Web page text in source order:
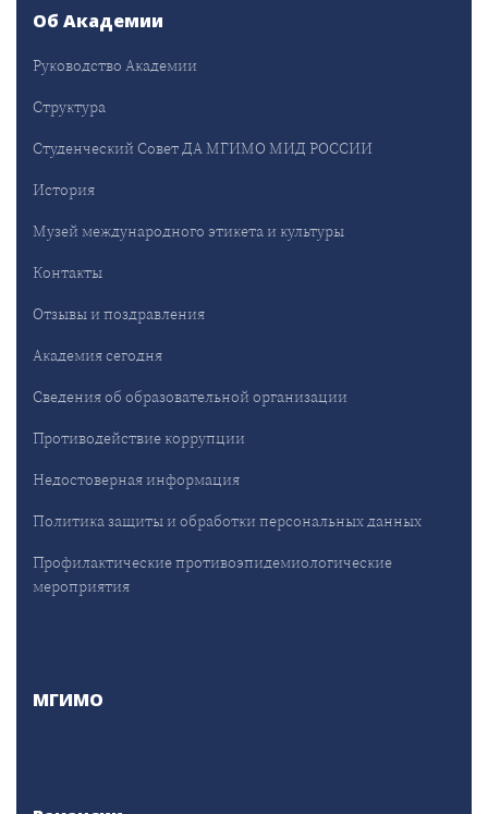
Об Академии
Руководство Академии
Структура
Студенческий Совет ДА МГИМО МИД РОССИИ
История
Музей международного этикета и культуры
Контакты
Отзывы и поздравления
Академия сегодня
Сведения об образовательной организации
Противодействие коррупции
Недостоверная информация
Политика защиты и обработки персональных данных
Профилактические противоэпидемиологические
мероприятия
МГИМО